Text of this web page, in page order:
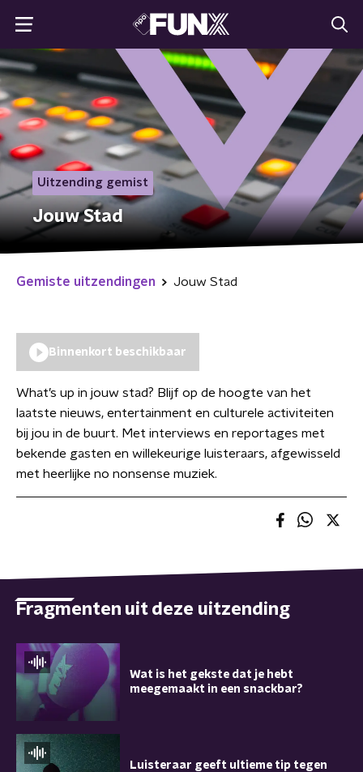
Uitzending gemist
Jouw Stad
Gemiste uitzendingen Jouw Stad
Binnenkort beschikbaar
What’s up in jouw stad? Blijf op de hoogte van het
laatste nieuws, entertainment en culturele activiteiten
bij jou in de buurt. Met interviews en reportages met
bekende gasten en willekeurige luisteraars, afgewisseld
met heerlijke no nonsense muziek.
Fragmenten uit deze uitzending
Wat is het gekste dat je hebt
meegemaakt in een snackbar?
Luisteraar geeft ultieme tip tegen